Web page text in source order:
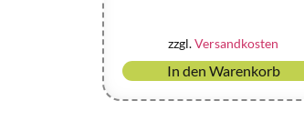
zzgl.Versandkosten
In den Warenkorb